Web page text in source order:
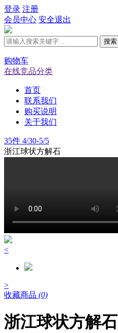
登录 注册
会员中心 安全退出
搜索
购物车
在线竞品分类
首页
联系我们
购买说明
关于我们
35件 4/30-5/5
浙江球状方解石
<
>
收藏商品 (0)
浙江球状方解石